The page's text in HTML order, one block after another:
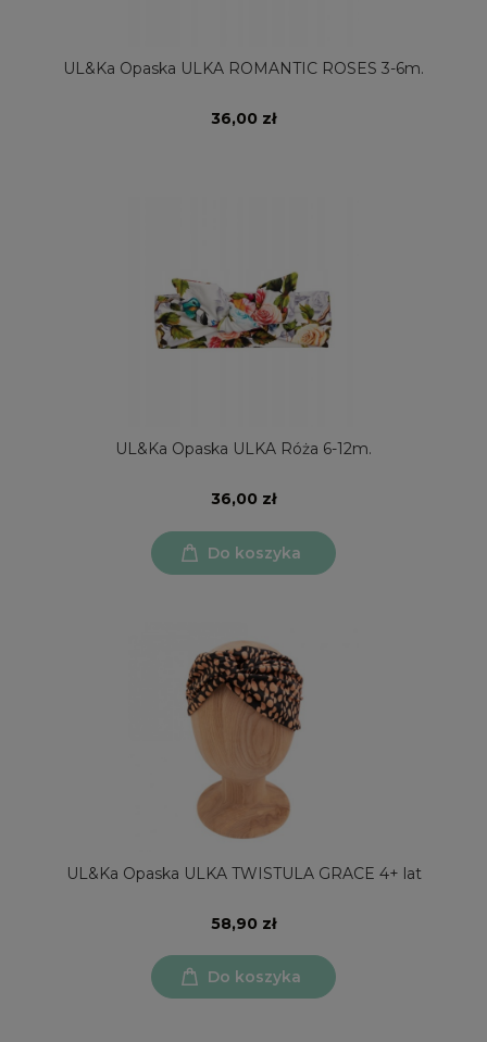
UL&Ka Opaska ULKA ROMANTIC ROSES 3-6m.
36,00 zł
UL&Ka Opaska ULKA Róża 6-12m.
36,00 zł
Do koszyka
UL&Ka Opaska ULKA TWISTULA GRACE 4+ lat
58,90 zł
Do koszyka